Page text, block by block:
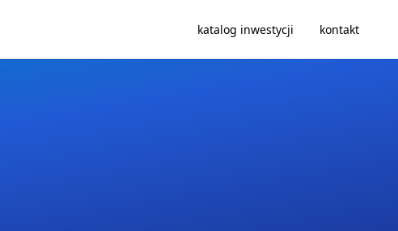
katalog inwestycji kontakt